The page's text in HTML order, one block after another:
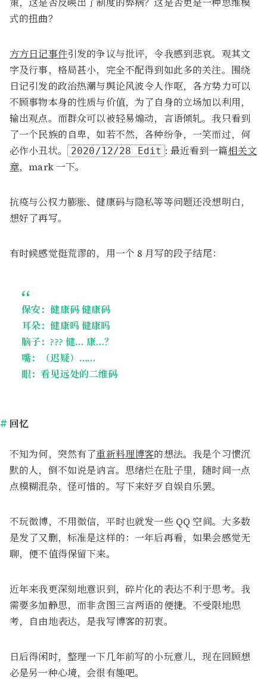
式的扭曲？
方方日记事件引发的争议与批评，令我感到悲哀。观其文
字及行事，格局甚小，完全不配得到如此多的关注。围绕
日记引发的政治热潮与舆论风波令人作呕，各方势力可以
不顾事物本身的性质与价值，为了自身的立场加以利用，
输出观点。而群众可以被轻易煽动，言语倾轧。我只看到
了一个民族的自卑，如若不然，各种纷争，一笑而过，何
必作小丑状。
2020/12/28 Edit : 最近看到一篇相关文
章，mark 一下。
抗疫与公权力膨胀、健康码与隐私等等问题还没想明白，
想好了再写。
有时候感觉挺荒谬的，用一个 8 月写的段子结尾：
保安：健康码 健康码
耳朵：健康吗 健康吗
脑子：??? 健… 康…？
嘴：（迟疑）……
眼：看见远处的二维码
回忆
不知为何，突然有了重新料理博客的想法。我是个习惯沉
默的人，倒不如说是讷言。思绪烂在肚子里，随时间一点
点模糊混杂，怪可惜的。写下来好歹自娱自乐罢。
不玩微博，不用微信，平时也就发一些 QQ 空间。大多数
是发了又删，标准是这样的：一年后再看，如果会感觉无
聊，便不值得保留下来。
近年来我更深刻地意识到，碎片化的表达不利于思考。我
需要多加静思，而非贪图三言两语的便捷。不受限地思
考，自由地表达，是我写博客的初衷。
日后得闲时，整理一下几年前写的小玩意儿，现在回顾想
必是另一种心境，会很有趣吧。